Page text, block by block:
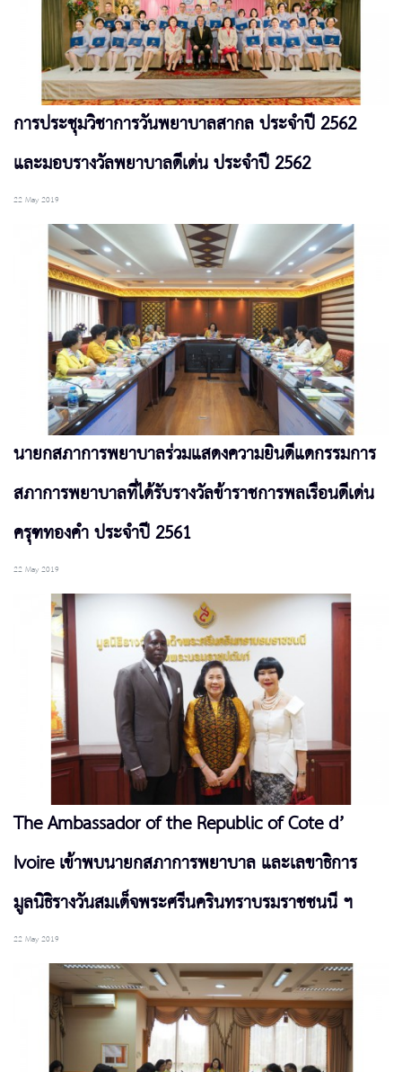
การประชุมวิชาการวันพยาบาลสากล ประจำปี 2562
และมอบรางวัลพยาบาลดีเด่น ประจำปี 2562
22 May 2019
นายกสภาการพยาบาลร่วมแสดงความยินดีแดกรรมการ
สภาการพยาบาลที่ได้รับรางวัลข้าราชการพลเรือนดีเด่น
ครุฑทองคำ ประจำปี 2561
22 May 2019
The Ambassador of the Republic of Cote d’
Ivoire เข้าพบนายกสภาการพยาบาล และเลขาธิการ
มูลนิธิรางวันสมเด็จพระศรีนครินทราบรมราชชนนี ฯ
22 May 2019